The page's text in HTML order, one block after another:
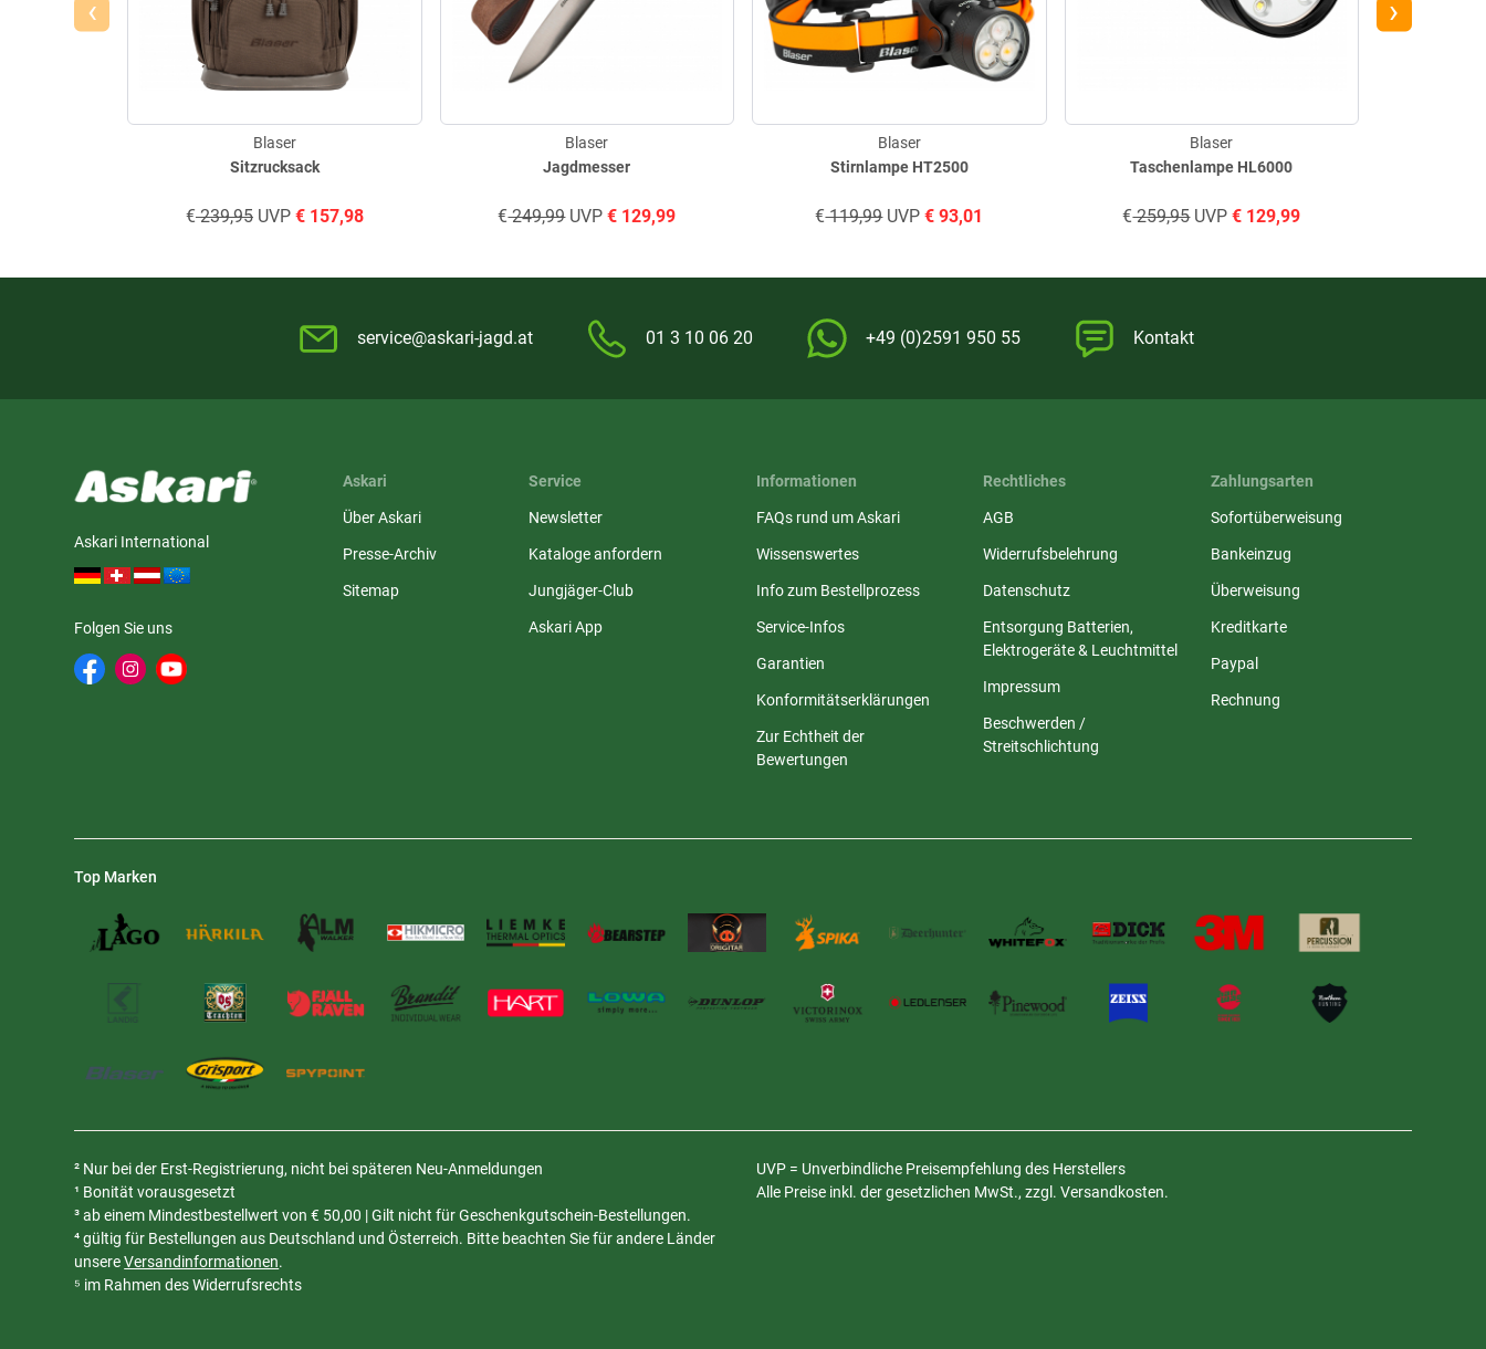
Sitzrucksack
Blaser
€239,95UVP €157,98
Jagdmesser
Blaser
€249,99UVP € 129,99
Stirnlampe HT2500
Blaser
€119,99UVP € 93,01
Taschenlampe HL6000
Blaser
€259,95UVP € 129,99
‹ ›
service@askari-jagd.at 01 3 10 06 20 +49 (0)2591 950 55 Kontakt
Askari International
Folgen Sie uns
Askari
Über Askari
Presse-Archiv
Sitemap
Service
Newsletter
Kataloge anfordern
Jungjäger-Club
Askari App
Informationen
FAQs rund um Askari
Wissenswertes
Info zum Bestellprozess
Service-Infos
Garantien
Konformitätserklärungen
Zur Echtheit der
Bewertungen
Rechtliches
AGB
Widerrufsbelehrung
Datenschutz
Entsorgung Batterien,
Elektrogeräte & Leuchtmittel
Impressum
Beschwerden /
Streitschlichtung
Zahlungsarten
Sofortüberweisung
Bankeinzug
Überweisung
Kreditkarte
Paypal
Rechnung
Top Marken
² Nur bei der Erst-Registrierung, nicht bei späteren Neu-Anmeldungen
¹ Bonität vorausgesetzt
³ ab einem Mindestbestellwert von€ 50,00 | Gilt nicht für Geschenkgutschein-Bestellungen.
⁴ gültig für Bestellungen aus Deutschland und Österreich. Bitte beachten Sie für andere Länder
unsereVersandinformationen.
⁵ im Rahmen des Widerrufsrechts
UVP = Unverbindliche Preisempfehlung des Herstellers
Alle Preise inkl. der gesetzlichen MwSt., zzgl. Versandkosten.